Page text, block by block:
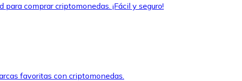
comprar criptomonedas. ¡Fácil y seguro!
favoritas con criptomonedas.